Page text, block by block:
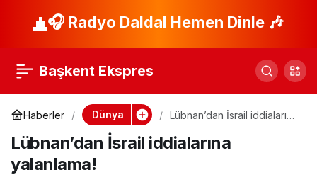
🎧 Radyo Daldal Hemen Dinle 🎶
Başkent Ekspres
Haberler Dünya
Lübnan’dan İsrail iddialarına
Lübnan’dan İsrail iddialarına
yalanlama!
Ülke alarma geçti!
bomba kayboldu!
Korku dolu bekleyiş
Paylaş